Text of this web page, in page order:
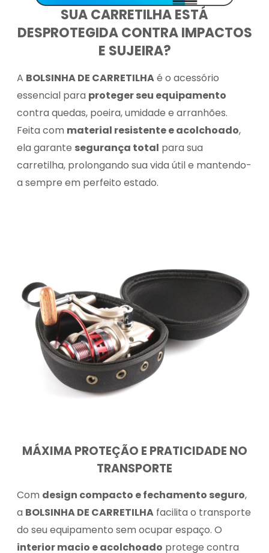
SUA CARRETILHA ESTÁ
DESPROTEGIDA CONTRA IMPACTOS
E SUJEIRA?
A BOLSINHA DE CARRETILHAé o acessório
essencial para proteger seu equipamento
contra quedas, poeira, umidade e arranhões.
Feita com material resistente e acolchoado,
ela garante segurança total para sua
carretilha, prolongando sua vida útil e mantendo-
a sempre em perfeito estado.
MÁXIMA PROTEÇÃO E PRATICIDADE NO
TRANSPORTE
Com design compacto e fechamento seguro,
a BOLSINHA DE CARRETILHA facilita o transporte
do seu equipamento sem ocupar espaço. O
interior macio e acolchoado protege contra